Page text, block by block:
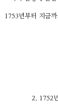
1753년부터 지금
2. 1752